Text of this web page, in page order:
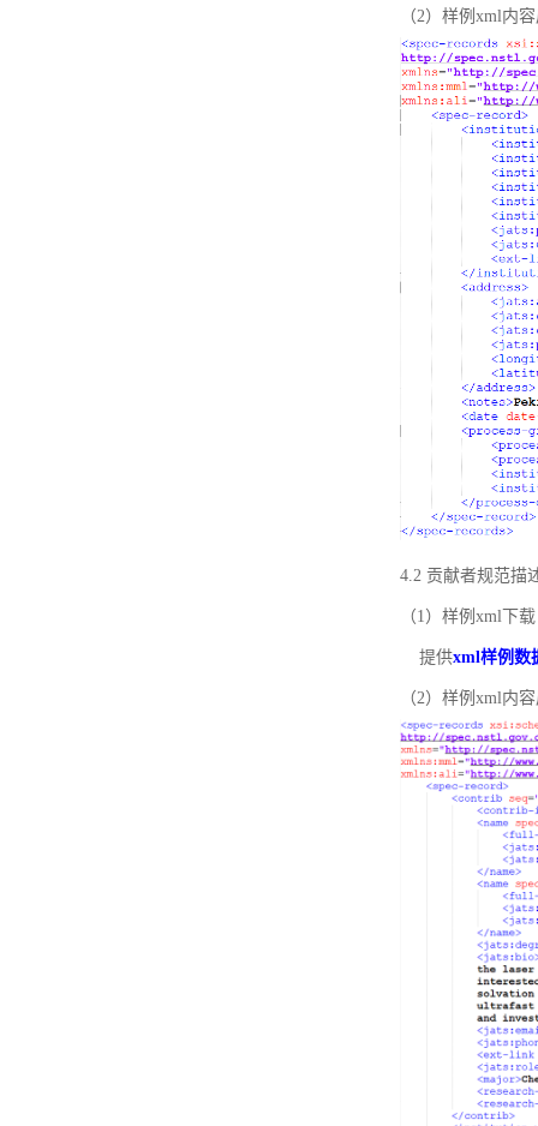
（2）样例xml内
4.2 贡献者规范描
（1）样例xml下载
提供xml样例数
（2）样例xml内